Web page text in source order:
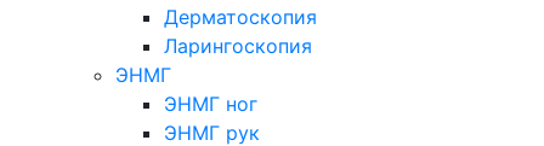
Дерматоскопия
Ларингоскопия
ЭНМГ
ЭНМГ ног
ЭНМГ рук